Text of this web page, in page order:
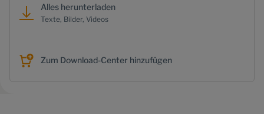
Alles herunterladen
Texte, Bilder, Videos
Zum Download-Center hinzufügen